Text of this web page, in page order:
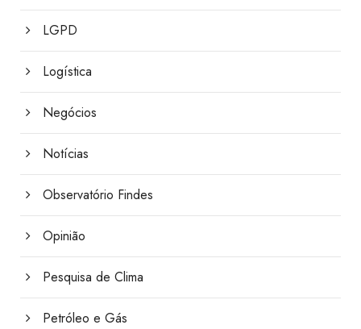
LGPD
Logística
Negócios
Notícias
Observatório Findes
Opinião
Pesquisa de Clima
Petróleo e Gás